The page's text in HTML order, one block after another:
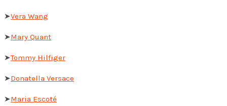
➤Vera Wang
➤Mary Quant
➤Tommy Hilfiger
➤Donatella Versace
➤Maria Escoté